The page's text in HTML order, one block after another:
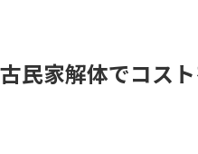
民家解体でコス